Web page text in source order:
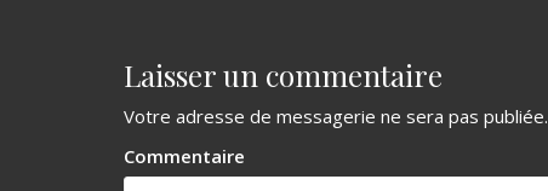
i
g
a
Laisser un commentaire
Votre adresse de messagerie ne sera pas publiée.
Commentaire